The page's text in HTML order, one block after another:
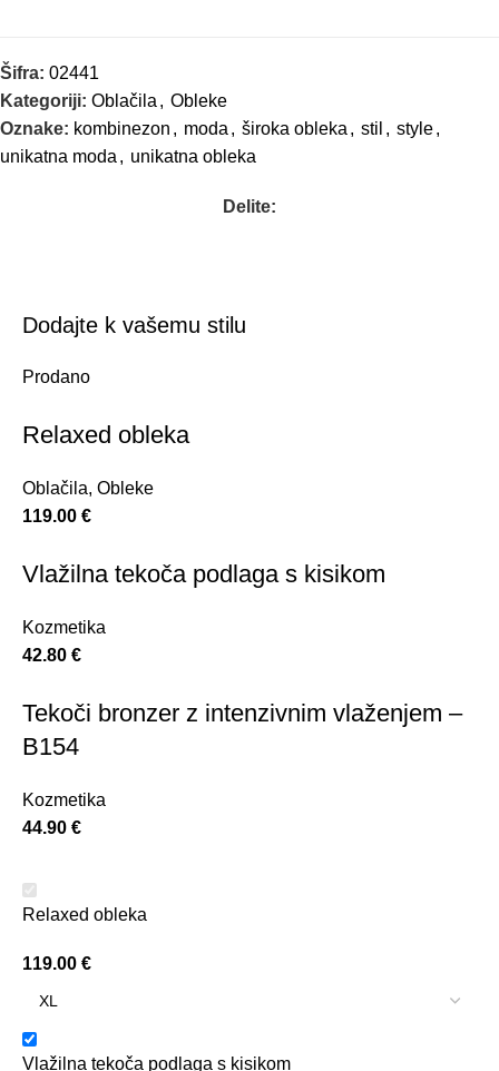
Šifra: 02441
Kategoriji: Oblačila , Obleke
Oznake: kombinezon , moda , široka obleka , stil , style,
unikatna moda , unikatna obleka
Delite:
Dodajte k vašemu stilu
Prodano
Relaxed obleka
Oblačila, Obleke
119.00 €
Vlažilna tekoča podlaga s kisikom
Kozmetika
42.80 €
Tekoči bronzer z intenzivnim vlaženjem –
B154
Kozmetika
44.90 €
Relaxed obleka
119.00 €
Vlažilna tekoča podlaga s kisikom